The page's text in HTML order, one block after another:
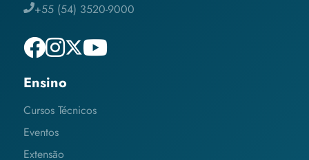
+55 (54) 3520-9000
Ensino
Cursos Técnicos
Eventos
Extensão